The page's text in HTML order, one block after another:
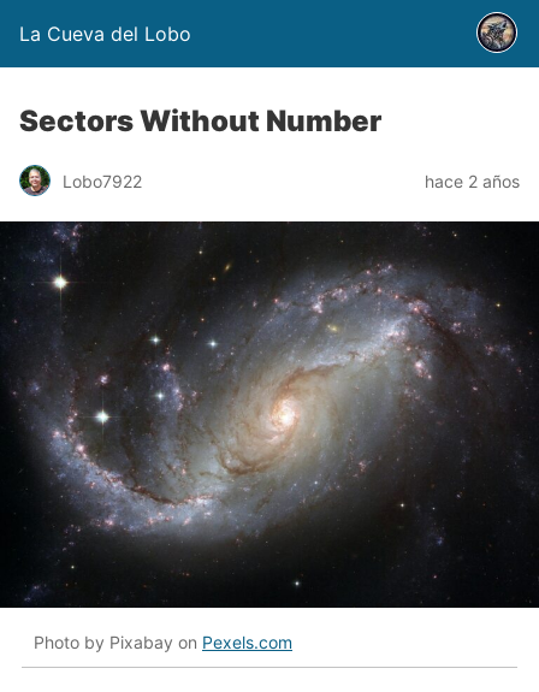
La Cueva del Lobo
Sectors Without Number
Lobo7922 hace 2 años
Photo by Pixabay on Pexels.com